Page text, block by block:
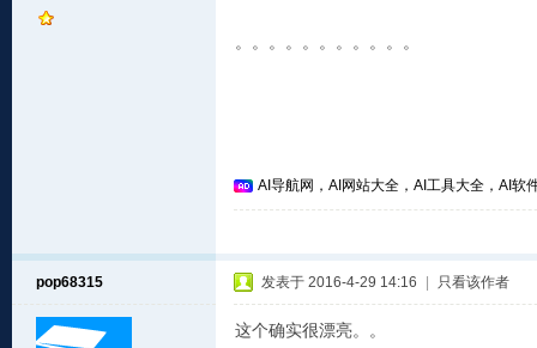
。。。。。。。。。。。
AI导航网，AI网站大全，AI工具大全，AI软
pop68315 发表于 2016-4-29 14:16 只看该作者
这个确实很漂亮。。